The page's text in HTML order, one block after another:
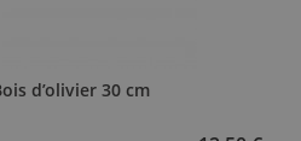
d’olivier 30 cm